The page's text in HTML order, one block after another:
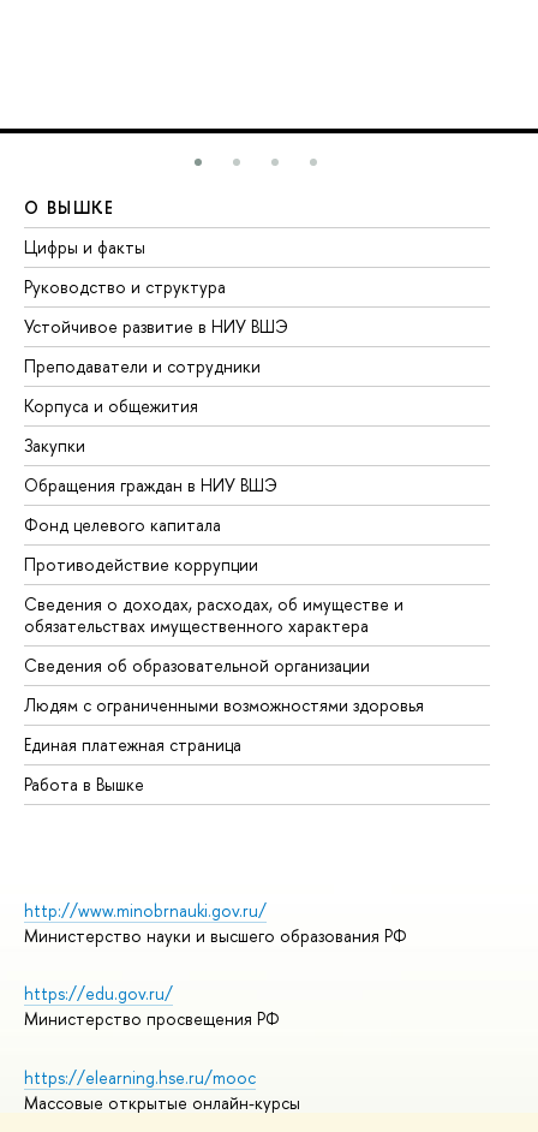
О ВЫШКЕ
Цифры и факты
Руководство и структура
Устойчивое развитие в НИУ ВШЭ
Преподаватели и сотрудники
Корпуса и общежития
Закупки
Обращения граждан в НИУ ВШЭ
Фонд целевого капитала
Противодействие коррупции
Сведения о доходах, расходах, об имуществе и
обязательствах имущественного характера
Сведения об образовательной организации
Людям с ограниченными возможностями здоровья
Единая платежная страница
Работа в Вышке
http://www.minobrnauki.gov.ru/
Министерство науки и высшего образования РФ
https://edu.gov.ru/
Министерство просвещения РФ
https://elearning.hse.ru/mooc
Массовые открытые онлайн-курсы